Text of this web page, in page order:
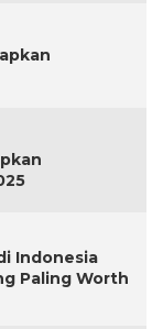
Indonesia
Paling Worth